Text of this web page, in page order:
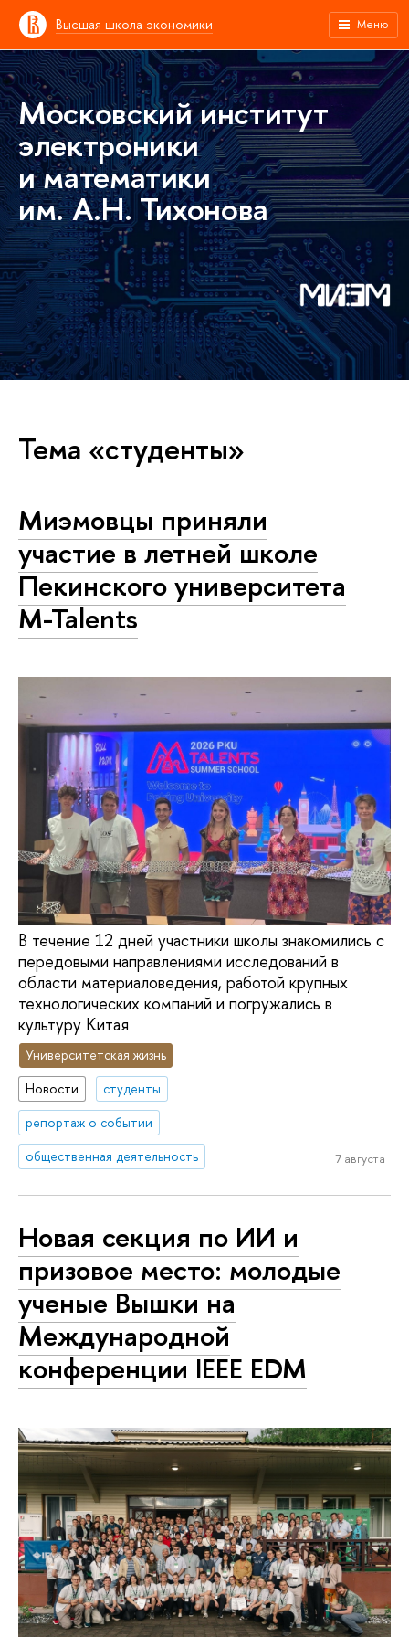
Высшая школа экономики Меню
Московский институт
электроники
и математики
им. А.Н. Тихонова
Тема «студенты»
Миэмовцы приняли
участие в летней школе
Пекинского университета
M-Talents
В течение 12 дней участники школы знакомились с
передовыми направлениями исследований в
области материаловедения, работой крупных
технологических компаний и погружались в
культуру Китая
Университетская жизнь
Новости
студенты
репортаж о событии
общественная деятельность
7 августа
Новая секция по ИИ и
призовое место: молодые
ученые Вышки на
Международной
конференции IEEE EDM